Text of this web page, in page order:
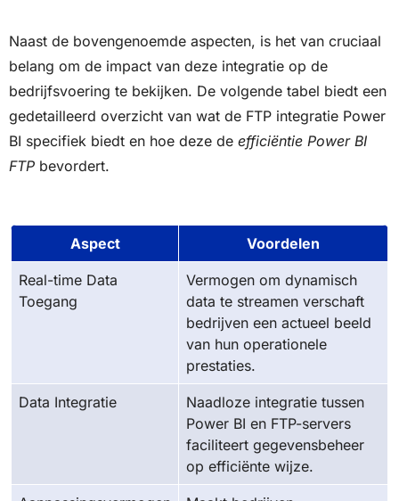
Naast de bovengenoemde aspecten, is het van cruciaal
belang om de impact van deze integratie op de
bedrijfsvoering te bekijken. De volgende tabel biedt een
gedetailleerd overzicht van wat de FTP integratie Power
BI specifiek biedt en hoe deze de efficiëntie Power BI
FTP bevordert.
Aspect Voordelen
Real-time Data
Toegang
Vermogen om dynamisch
data te streamen verschaft
bedrijven een actueel beeld
van hun operationele
prestaties.
Data Integratie
Naadloze integratie tussen
Power BI en FTP-servers
faciliteert gegevensbeheer
op efficiënte wijze.